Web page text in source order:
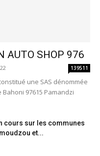
AUTO SHOP 976
139511
une SAS dénommée
Bahoni 97615 Pamandzi
cours sur les communes
et...